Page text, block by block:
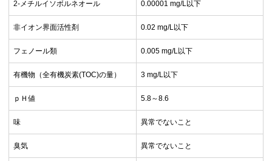
2-メチルイソボルネオール 0.00001 mg/L以下
非イオン界面活性剤 0.02 mg/L以下
フェノール類 0.005 mg/L以下
有機物（全有機炭素(TOC)の量） 3 mg/L以下
ｐＨ値 5.8～8.6
味 異常でないこと
臭気 異常でないこと